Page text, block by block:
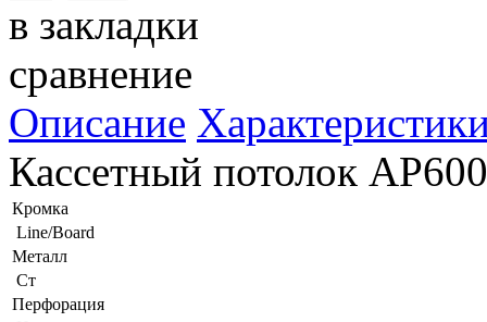
в закладки
сравнение
Описание
Кассетный потолок
Кромка
Line/Board
Металл
Ст
Перфорация